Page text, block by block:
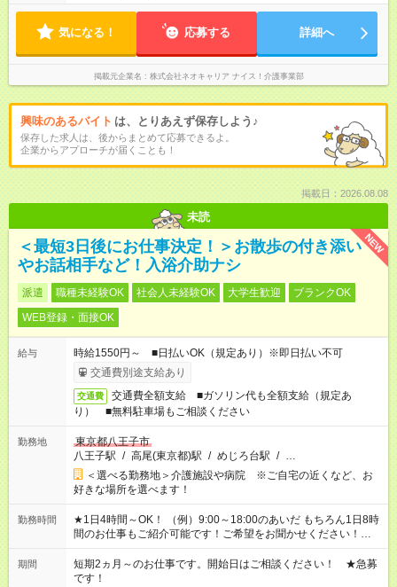
気になる！ 応募する 詳細へ
掲載元企業名 株式会社ネオキャリア ナイス！介護事業部
興味のあるバイト は、とりあえず保存しよう♪
保存した求人は、後からまとめて応募できるよ。
企業からアプローチが届くことも！
掲載日：2026.08.08
未読
NEW
＜最短3日後にお仕事決定！＞お散歩の付き添い
やお話相手など！入浴介助ナシ
派遣 職種未経験OK 社会人未経験OK 大学生歓迎
ブランクOK
WEB登録・面接OK
給与
時給1550円～ ■日払いOK（規定あり）※即日払い不可
交通費別途支給あり
交通費
交通費全額支給 ■ガソリン代も全額支給（規定あ
り） ■無料駐車場もご相談ください
勤務地
東京都八王子市
八王子駅 / 高尾(東京都)駅 / めじろ台駅 / …
＜選べる勤務地＞介護施設や病院 ※ご自宅の近くなど、お
好きな場所を選べます！
勤務時間
★1日4時間～OK！ （例）9:00～18:00のあいだ もちろん1日8時
間のお仕事もご紹介可能です！ご希望をお聞かせください！★家
庭の都合でお休みが必要な場合も遠慮なくご相談ください。 ※
週最低15時間以上の勤務が必要です
期間
短期2ヵ月～のお仕事です。開始日はご相談ください！ ★急募
です！